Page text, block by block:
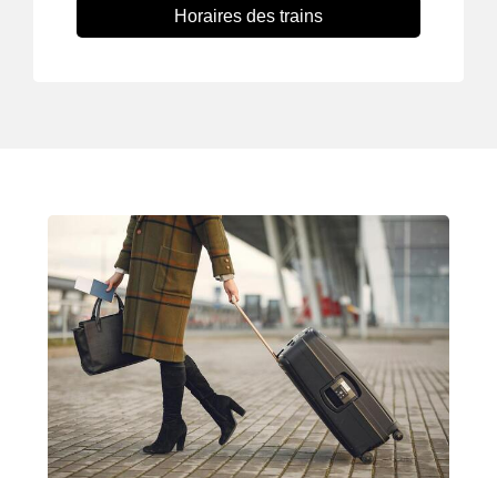
Horaires des trains